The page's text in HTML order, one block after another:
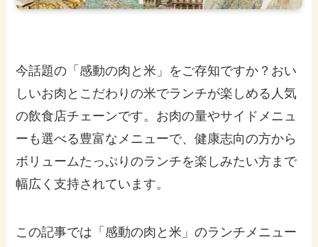
今話題の「感動の肉と米」をご存知ですか？おい
しいお肉とこだわりの米でランチが楽しめる人気
の飲食店チェーンです。お肉の量やサイドメニュ
ーも選べる豊富なメニューで、健康志向の方から
ボリュームたっぷりのランチを楽しみたい方まで
幅広く支持されています。
この記事では「感動の肉と米」のランチメニュー